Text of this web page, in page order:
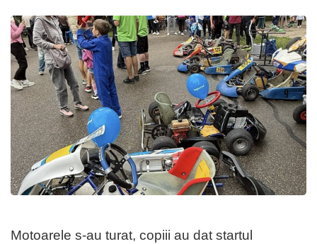
Motoarele s-au turat, copiii au dat startul